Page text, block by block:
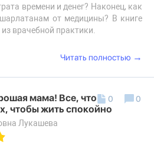
времени и денег? Наконец, как
от медицины? В книге
врачебной практики.
Читать полностью →
мама! Все, что надо
чтобы жить спокойно
Лукашева
0 0